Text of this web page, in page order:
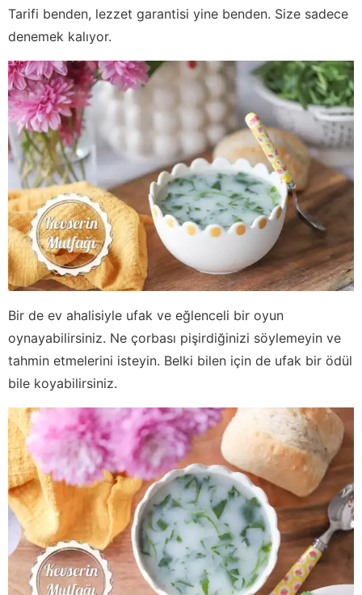
Tarifi benden, lezzet garantisi yine benden. Size sadece
denemek kalıyor.
Bir de ev ahalisiyle ufak ve eğlenceli bir oyun
oynayabilirsiniz. Ne çorbası pişirdiğinizi söylemeyin ve
tahmin etmelerini isteyin. Belki bilen için de ufak bir ödül
bile koyabilirsiniz.